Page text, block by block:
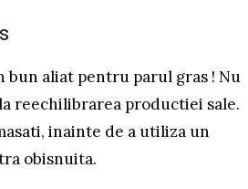
bun aliat pentru parul gras ! Nu
reechilibrarea productiei sale.
inainte de a utiliza un
obisnuita.